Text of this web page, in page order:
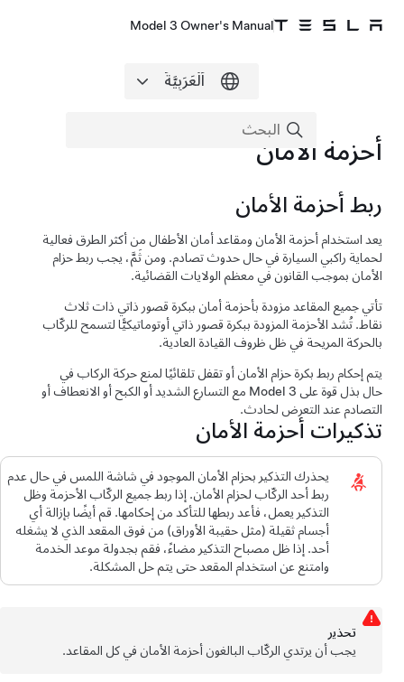
Model 3 Owner's Manual
أحزمة الأمان
ربط أحزمة الأمان
يعد استخدام أحزمة الأمان ومقاعد أمان الأطفال من أكثر الطرق فعالية
لحماية راكبي السيارة في حال حدوث تصادم. ومن ثَمَّ، يجب ربط حزام
الأمان بموجب القانون في معظم الولايات القضائية.
تأتي جميع المقاعد مزودة بأحزمة أمان ببكرة قصور ذاتي ذات ثلاث
نقاط. تُشد الأحزمة المزودة ببكرة قصور ذاتي أوتوماتيكيًّا لتسمح للركّاب
بالحركة المريحة في ظل ظروف القيادة العادية.
يتم إحكام ربط بكرة حزام الأمان أو تقفل تلقائيًا لمنع حركة الركاب في
حال بذل قوة على Model 3مع التسارع الشديد أو الكبح أو الانعطاف أو
التصادم عند التعرض لحادث.
تذكيرات أحزمة الأمان
يحذرك التذكير بحزام الأمان الموجود فيشاشة اللمسفي حال عدم
ربط أحد الركّاب لحزام الأمان. إذا ربط جميع الركّاب الأحزمة وظل
التذكير يعمل، فأعد ربطها للتأكد من إحكامها. قم أيضًا بإزالة أي
أجسام ثقيلة (مثل حقيبة الأوراق) من فوق المقعد الذي لا يشغله
أحد. إذا ظل مصباح التذكير مضاءً، فقم بجدولة موعد الخدمة
وامتنع عن استخدام المقعد حتى يتم حل المشكلة.
تحذﻳر
يجب أن يرتدي الركّاب البالغون أحزمة الأمان في كل المقاعد.